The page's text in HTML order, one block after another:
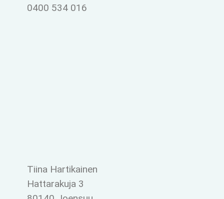
0400 534 016
Tiina Hartikainen
Hattarakuja 3